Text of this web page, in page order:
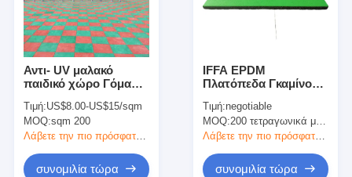
τεχνητή χλόη τύρφης
Εγκατάσταση πίστας
Αντι- UV μαλακό
παιδικό χώρο Γόμα
στην ολίσθηση
πρακτικό
Τιμή:US$8.00-US$15/sqm
MOQ:sqm 200
Λάβετε την πιο πρόσφατη τιμή
συνομιλία τώρα
IFFA EPDM
Πλατόπεδα Γκαμίνου
Ανθεκτικό σε καιρικές
συνθήκες Μη τοξικό
Τιμή:negotiable
MOQ:200 τετραγωνικά μέτρα
Λάβετε την πιο πρόσφατη τιμή
συνομιλία τώρα